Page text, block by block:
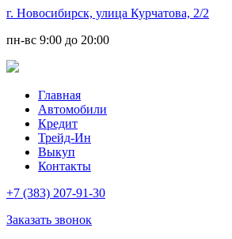
г. Новосибирск, улица Курчатова, 2/2
пн-вс 9:00 до 20:00
Главная
Автомобили
Кредит
Трейд-Ин
Выкуп
Контакты
+7 (383) 207-91-30
Заказать звонок